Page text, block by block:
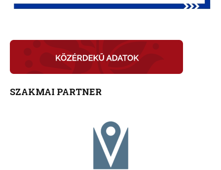
SZAKMAI PARTNER